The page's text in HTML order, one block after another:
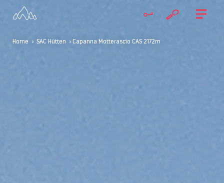
Home > SAC Hütten > Capanna Motterascio CAS 2172m